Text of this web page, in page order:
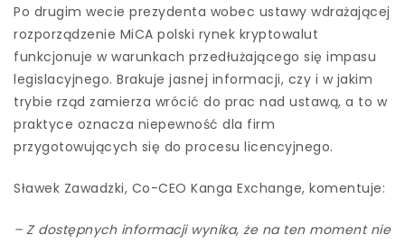
Po drugim wecie prezydenta wobec ustawy wdrażającej
rozporządzenie MiCA polski rynek kryptowalut
funkcjonuje w warunkach przedłużającego się impasu
legislacyjnego. Brakuje jasnej informacji, czy i w jakim
trybie rząd zamierza wrócić do prac nad ustawą, a to w
praktyce oznacza niepewność dla firm
przygotowujących się do procesu licencyjnego.
Sławek Zawadzki, Co-CEO Kanga Exchange, komentuje:
– Z dostępnych informacji wynika, że na ten moment nie